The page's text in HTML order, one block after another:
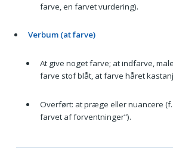
farve, en farvet vurdering).
Verbum (at farve)
At give noget farve; at indfarve,
farve stof blåt, at farve håret
Overført: at præge eller nuancere
farvet af forventninger”).